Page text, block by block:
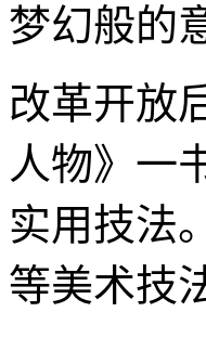
梦幻般的
改革开放
人物》一
实用技法
等美术技